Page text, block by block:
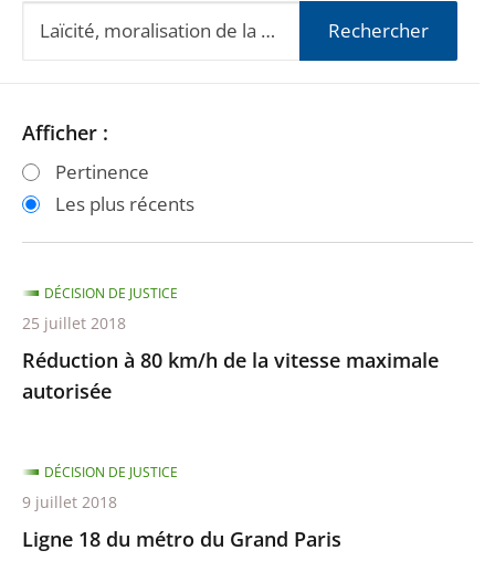
Rechercher
Passer
les
filtres
après
Passer
les
filtres
avant
Afficher :
Pertinence
Les plus récents
Réduction à 80 km/h de la vitesse maximale
autorisée
DÉCISION DE JUSTICE
25 juillet 2018
Ligne 18 du métro du Grand Paris
DÉCISION DE JUSTICE
9 juillet 2018